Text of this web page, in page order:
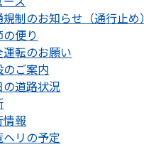
制のお知らせ（通行止め）
便り
運転のお願い
のご案内
の道路状況
情報
ヘリの予定